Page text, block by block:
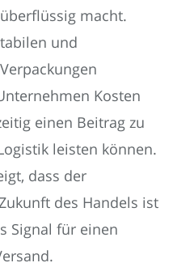
macht.
und
Kosten
einen Beitrag zu
leisten können.
dass der
des Handels ist
Signal für einen